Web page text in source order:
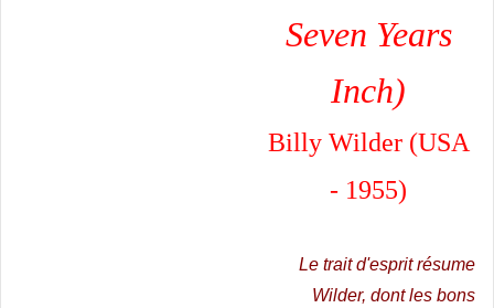
Seven Years
Inch)
Billy Wilder (USA
- 1955)
Le trait d'esprit résume
Wilder, dont les bons